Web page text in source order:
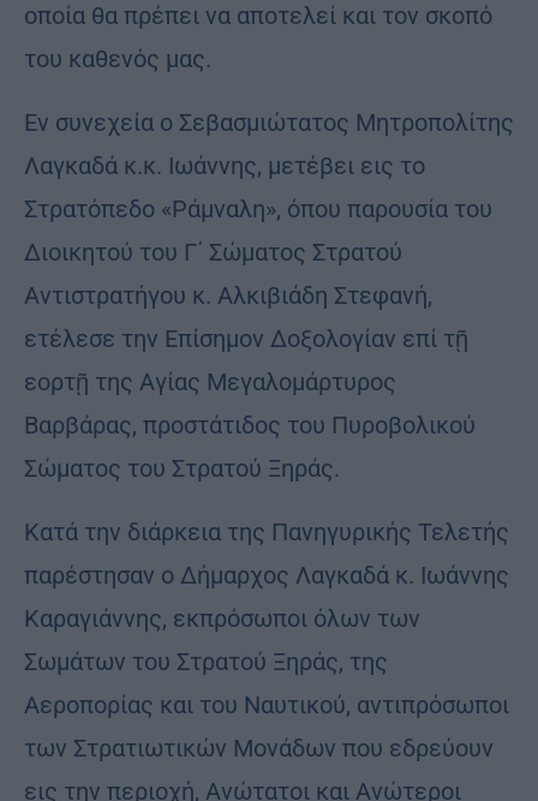
οποία θα πρέπει να αποτελεί και τον σκοπό
του καθενός μας.
Εν συνεχεία ο Σεβασμιώτατος Μητροπολίτης
Λαγκαδά κ.κ. Ιωάννης, μετέβει εις το
Στρατόπεδο «Ράμναλη», όπου παρουσία του
Διοικητού του Γ΄ Σώματος Στρατού
Αντιστρατήγου κ. Αλκιβιάδη Στεφανή,
ετέλεσε την Επίσημον Δοξολογίαν επί τῇ
εορτῇ της Αγίας Μεγαλομάρτυρος
Βαρβάρας, προστάτιδος του Πυροβολικού
Σώματος του Στρατού Ξηράς.
Κατά την διάρκεια της Πανηγυρικής Τελετής
παρέστησαν ο Δήμαρχος Λαγκαδά κ. Ιωάννης
Καραγιάννης, εκπρόσωποι όλων των
Σωμάτων του Στρατού Ξηράς, της
Αεροπορίας και του Ναυτικού, αντιπρόσωποι
των Στρατιωτικών Μονάδων που εδρεύουν
εις την περιοχή, Ανώτατοι και Ανώτεροι